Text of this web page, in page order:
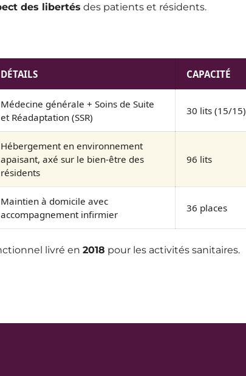
des libertés des patients et résidents.
DÉTAILS CAPACITÉ
Médecine générale + Soins de Suite
et Réadaptation (SSR)
30 lits (15/15)
Hébergement en environnement
apaisant, axé sur le bien-être des
résidents
96 lits
Maintien à domicile avec
accompagnement infirmier
36 places
livré en 2018 pour les activités sanitaires.